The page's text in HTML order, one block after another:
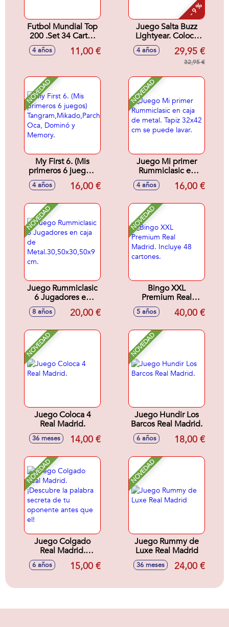
Futbol Mundial Top
200 .Set 34 Cartas
de los mejores
jugadores.
4 años 11,00 €
- 9 %
Juego Salta Buzz
Lightyear. Coloca
las varillas. Cuidado
puede saltar.
4 años 29,95 €
32,95 €
NOVEDAD
My First 6. (Mis
primeros 6 juegos)
Tangram,Mikado,Parchís,
Oca, Dominó y
4 años 16,00 €
NOVEDAD
Juego Mi primer
Rummiclasic en
caja de metal. Tapiz
32x42 cm se
4 años 16,00 €
NOVEDAD
Juego Rummiclasic
6 Jugadores en
caja de
Metal.30,50x30,50x9
8 años 20,00 €
NOVEDAD
Bingo XXL
Premium Real
Madrid. Incluye 48
cartones.
5 años 40,00 €
NOVEDAD
Juego Coloca 4
Real Madrid.
36 meses 14,00 €
NOVEDAD
Juego Hundir Los
Barcos Real Madrid.
6 años 18,00 €
NOVEDAD
Juego Colgado
Real Madrid.
¡Descubre la
palabra secreta de
que el!
6 años 15,00 €
NOVEDAD
Juego Rummy de
Luxe Real Madrid
36 meses 24,00 €